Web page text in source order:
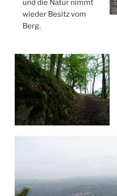
und die Natur nimmt
wieder Besitz vom
Berg.